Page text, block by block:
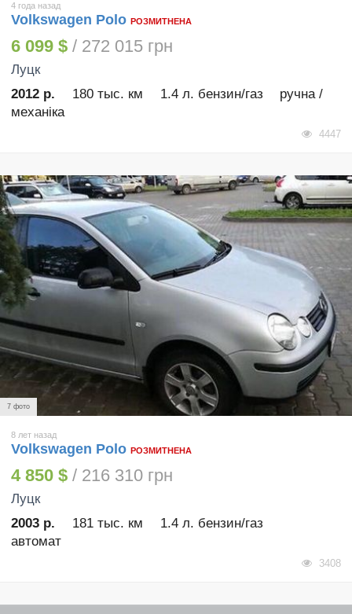
4 года назад
Volkswagen Polo РОЗМИТНЕНА
6 099 $ / 272 015 грн
Луцк
2012 р.
180 тыс. км 1.4 л. бензин/газ
ручна /
механіка
4447
7 фото
8 лет назад
Volkswagen Polo РОЗМИТНЕНА
4 850 $ / 216 310 грн
Луцк
2003 р.
181 тыс. км
1.4 л. бензин/газ
автомат
3408